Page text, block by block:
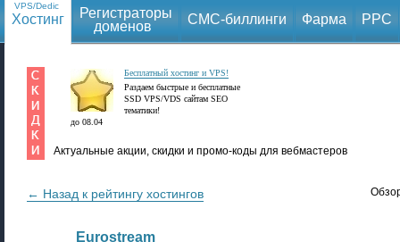
VPS/Dedic
Хостинг
Регистраторы
доменов
СМС-биллинги Фарма PPC
Бесплатный хостинг и VPS!
Раздаем быстрые и бесплатные
SSD VPS/VDS сайтам SEO
тематики!
до 08.04
Актуальные акции, скидки и промо-коды для вебмастеров
← Назад к рейтингу хостингов
Eurostream